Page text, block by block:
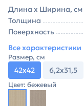
Длина х Ширина, см
Толщина
Поверхность
Все характеристики
Размер, см
42х42 6,2х31,5
Цвет: бежевый